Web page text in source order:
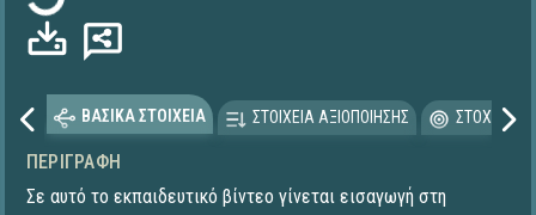
ΒΑΣΙΚΑ ΣΤΟΙΧΕΙΑ ΣΤΟΙΧΕΙΑ ΑΞΙΟΠΟΙΗΣΗΣ
ΠΕΡΙΓΡΑΦΉ
Σε αυτό το εκπαιδευτικό βίντεο γίνεται εισαγωγή στη